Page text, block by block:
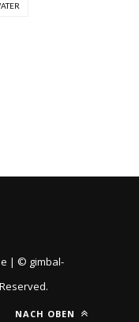
| © gimbal-
NACH OBEN